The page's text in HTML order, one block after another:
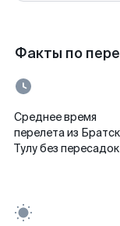
Факты по
Среднее время
перелета из
Тулу без пересадок